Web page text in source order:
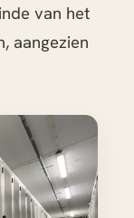
van het
aangezien